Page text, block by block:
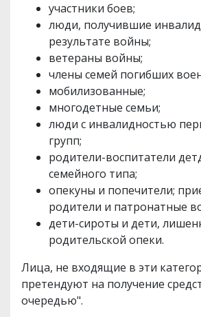
участники боев;
люди, получившие
результате войны;
ветераны войны;
члены семей погибших
мобилизованные;
многодетные семьи;
люди с инвалидностью
групп;
родители-воспитатели
семейного типа;
опекуны и попечители;
родители и патронатные
дети-сироты и дети,
родительской опеки.
Лица, не входящие в эти
претендуют на получение
очередью".